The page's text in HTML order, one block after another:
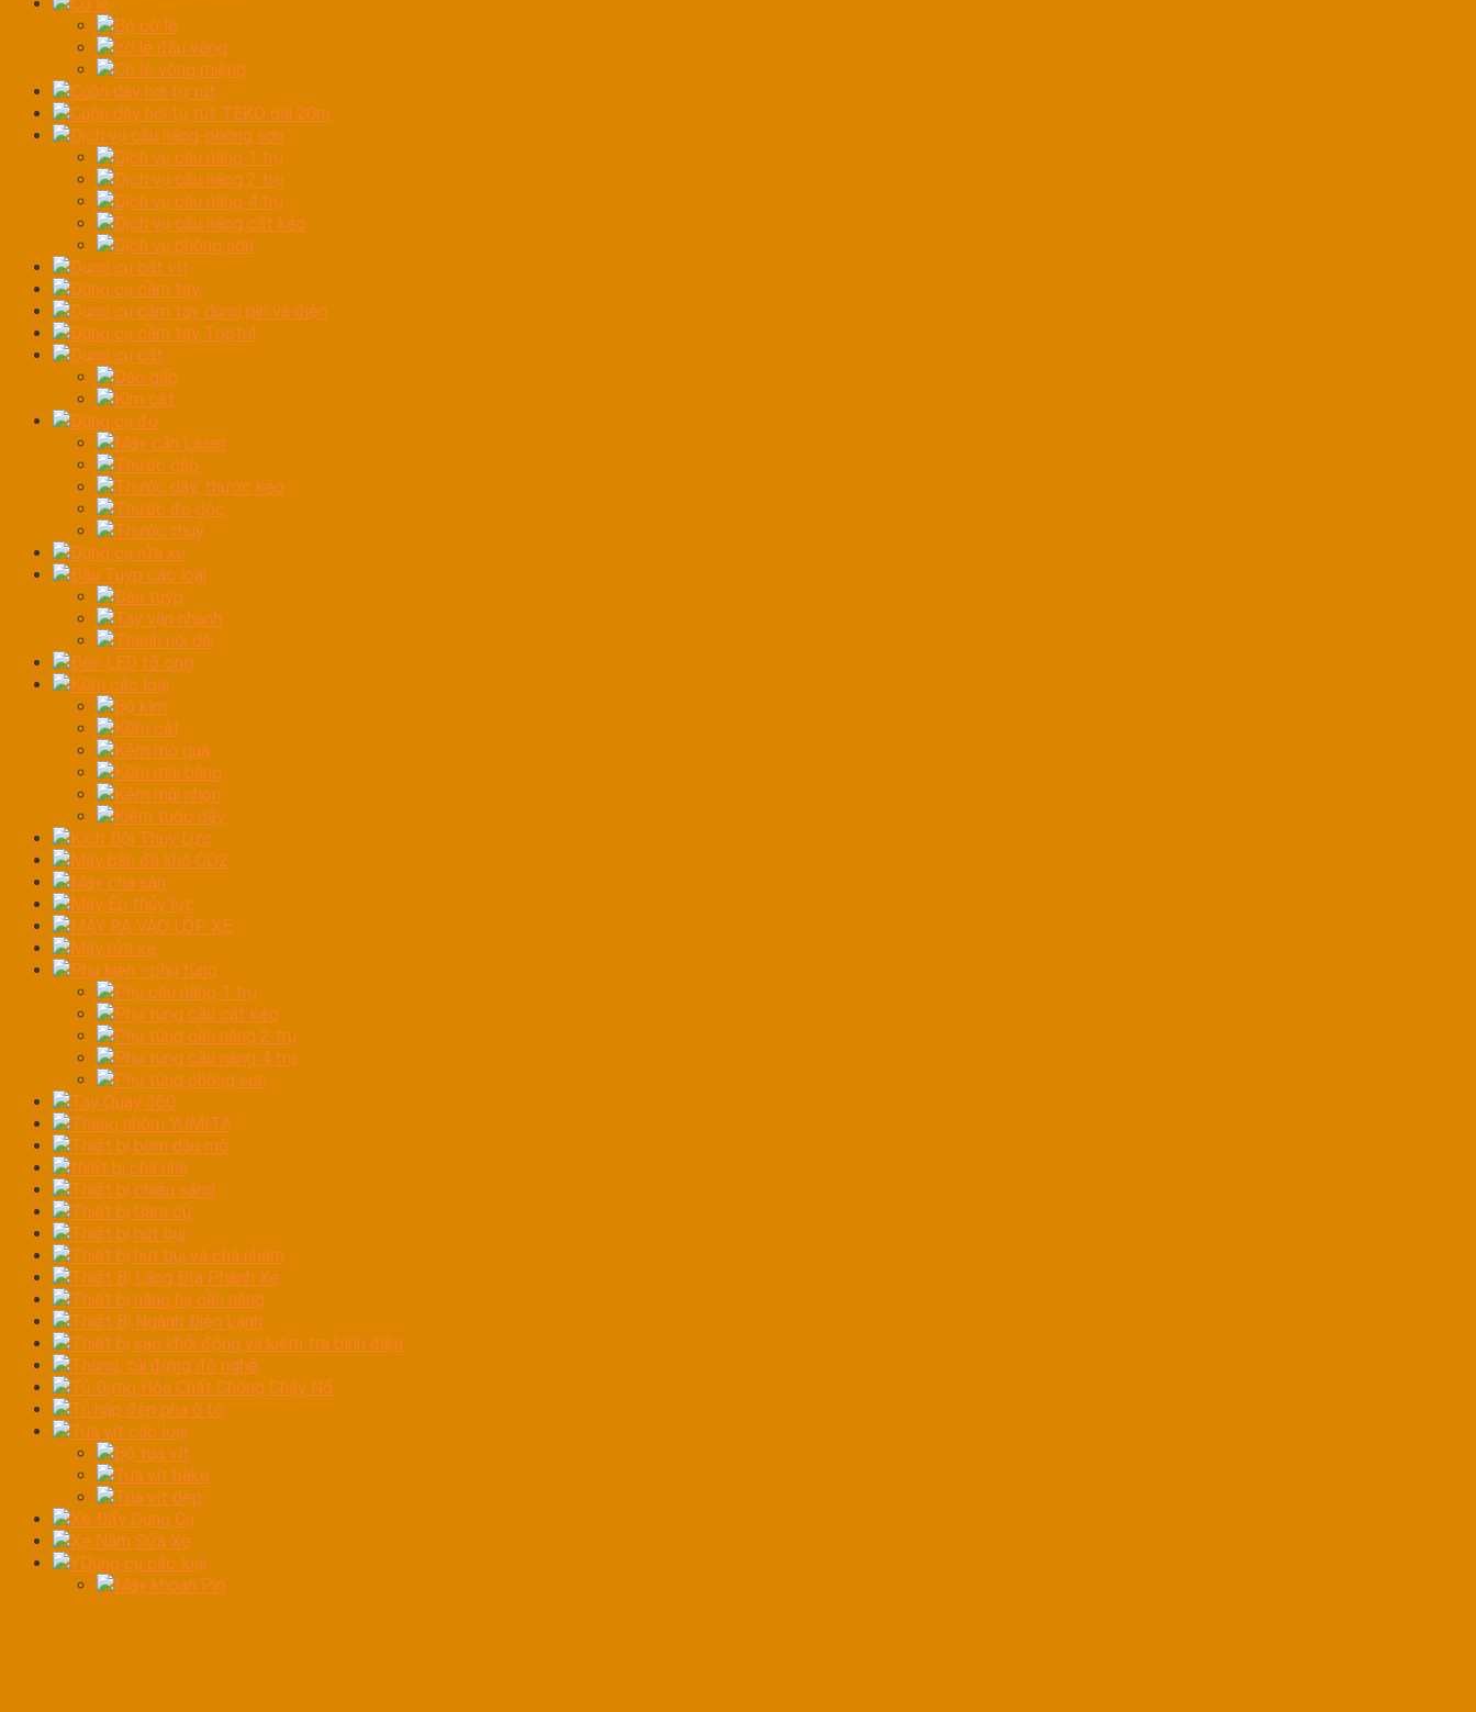
Bộ cờ lê
cờ lê đầu vòng
Cờ lê vòng miệng
Cuộn dây hơi tự rút
Cuộn dây hơi tự rút TEKO dài 20m
Dịch vụ cầu nâng-phòng sơn
Dịch vụ cầu nâng 1 trụ
Dịch vụ cầu nâng 2 trụ
Dịch vụ cầu nâng 4 trụ
Dịch vụ cầu nâng cắt kéo
Dịch vụ phòng sơn
Dụng cụ bắt vít
Dụng cụ cầm tay
Dụng cụ cầm tay dùng pin và điện
Dụng cụ cầm tay Toptul
Dụng cụ cắt
Dao gấp
Kìm cắt
Dụng cụ đo
Máy cân Laser
Thước cặp
Thước dây, thước kéo
Thước đo góc
Thước thuỷ
Dụng cụ rửa xe
Đầu Tuýp các loại
Đầu tuýp
Tay vặn nhanh
Thanh nối dài
Đèn LED tổ ong
Kềm các loại
Bộ kìm
Kềm cắt
Kềm mỏ quạ
Kềm mũi bằng
Kềm mũi nhọn
Kiềm tuốc dây
Kích Đội Thủy Lực
Máy bắn đá khô CO2
Máy chà sàn
Máy Ép thủy lực
MÁY RA VÀO LỐP XE
Máy rửa xe
Phụ kiện - phụ tùng
Phụ cầu nâng 1 trụ
Phụ tùng cầu cắt kéo
Phụ tùng cầu nâng 2 trụ
Phụ tùng cầu nâng 4 trụ
Phụ tùng phòng sơn
Tay Quay 360
Thang nhôm YUMITA
Thiết bị bơm dầu mỡ
thiết bị chà nhá
Thiết bị chiếu sáng
Thiết bị Gara cũ
Thiết bị hút bụi
Thiết bị hút bụi và chà nhám
Thiết Bị Láng Đĩa Phanh Xe
Thiết bị nâng hạ cầu nâng
Thiết Bị Ngành Điện Lạnh
Thiết bị sạc khởi động và kiểm tra bình điện
Thùng, túi đựng đồ nghề
Tủ Đựng Hóa Chất Chống Cháy Nổ
Tủ hấp đèn pha ô tô
Tua vít các loại
Bộ tua vít
Tua vít bake
Tua vít dẹp
Xe Đẩy Dụng Cụ
Xe Nằm Sửa Xe
YDụng cụ các loại
Máy khoan Pin